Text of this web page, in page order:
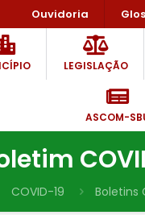
Ouvidoria
LEGISLAÇÃO
ASCOM-
COVID-19 Boletins